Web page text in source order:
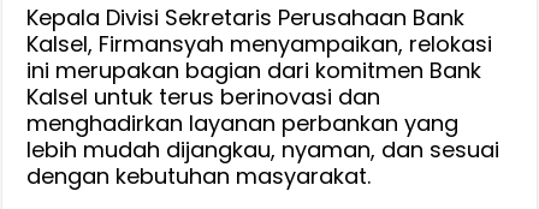
Kepala Divisi Sekretaris Perusahaan Bank
Kalsel, Firmansyah menyampaikan, relokasi
ini merupakan bagian dari komitmen Bank
Kalsel untuk terus berinovasi dan
menghadirkan layanan perbankan yang
lebih mudah dijangkau, nyaman, dan sesuai
dengan kebutuhan masyarakat.